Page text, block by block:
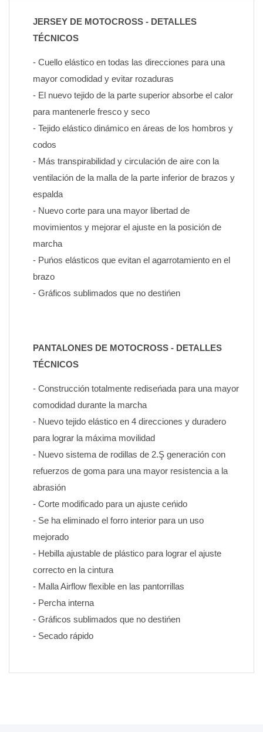
JERSEY DE MOTOCROSS - DETALLES
TÉCNICOS
- Cuello elástico en todas las direcciones para una
mayor comodidad y evitar rozaduras
- El nuevo tejido de la parte superior absorbe el calor
para mantenerle fresco y seco
- Tejido elástico dinámico en áreas de los hombros y
codos
- Más transpirabilidad y circulación de aire con la
ventilación de la malla de la parte inferior de brazos y
espalda
- Nuevo corte para una mayor libertad de
movimientos y mejorar el ajuste en la posición de
marcha
- Puńos elásticos que evitan el agarrotamiento en el
brazo
- Gráficos sublimados que no destińen
PANTALONES DE MOTOCROSS - DETALLES
TÉCNICOS
- Construcción totalmente rediseńada para una mayor
comodidad durante la marcha
- Nuevo tejido elástico en 4 direcciones y duradero
para lograr la máxima movilidad
- Nuevo sistema de rodillas de 2.Ş generación con
refuerzos de goma para una mayor resistencia a la
abrasión
- Corte modificado para un ajuste ceńido
- Se ha eliminado el forro interior para un uso
mejorado
- Hebilla ajustable de plástico para lograr el ajuste
correcto en la cintura
- Malla Airflow flexible en las pantorrillas
- Percha interna
- Gráficos sublimados que no destińen
- Secado rápido